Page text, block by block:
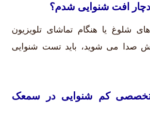
افت شنوایی شدم؟
شلوغ یا هنگام تماشای تلویزیون
صدا می شوید، باید تست شنوایی
کم شنوایی در سمعک